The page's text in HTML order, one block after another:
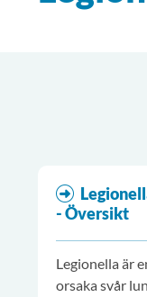
- Översikt
Legionella är
orsaka svår